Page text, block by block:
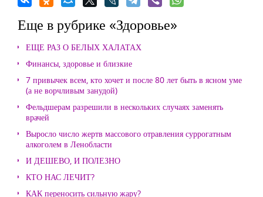
Еще в рубрике «Здоровье»
ЕЩЕ РАЗ О БЕЛЫХ ХАЛАТАХ
Финансы, здоровье и близкие
7 привычек всем, кто хочет и после 80 лет быть в ясном уме
(а не ворчливым занудой)
Фельдшерам разрешили в нескольких случаях заменять
врачей
Выросло число жертв массового отравления суррогатным
алкоголем в Ленобласти
И ДЕШЕВО, И ПОЛЕЗНО
КТО НАС ЛЕЧИТ?
КАК переносить сильную жару?